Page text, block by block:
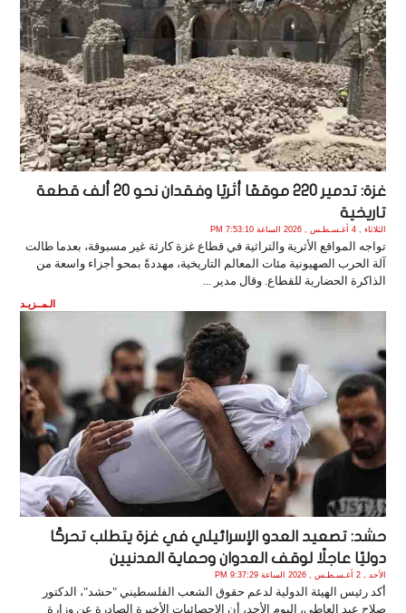
غزة: تدمير 220 موقعًا أثريًا وفقدان نحو 20 ألف قطعة
تاريخية
الثلاثاء , 4 أغـسـطـس , 2026 الساعة 7:53:10 PM
تواجه المواقع الأثرية والتراثية في قطاع غزة كارثة غير مسبوقة، بعدما طالت
آلة الحرب الصهيونية مئات المعالم التاريخية، مهددةً بمحو أجزاء واسعة من
الذاكرة الحضارية للقطاع. وقال مدير ...
الـمــزيـد
حشد: تصعيد العدو الإسرائيلي في غزة يتطلب تحركًا
دوليًا عاجلًا لوقف العدوان وحماية المدنيين
الأحد , 2 أغـسـطـس , 2026 الساعة 9:37:29 PM
أكد رئيس الهيئة الدولية لدعم حقوق الشعب الفلسطيني "حشد"، الدكتور
صلاح عبد العاطي، اليوم الأحد، أن الإحصائيات الأخيرة الصادرة عن وزارة